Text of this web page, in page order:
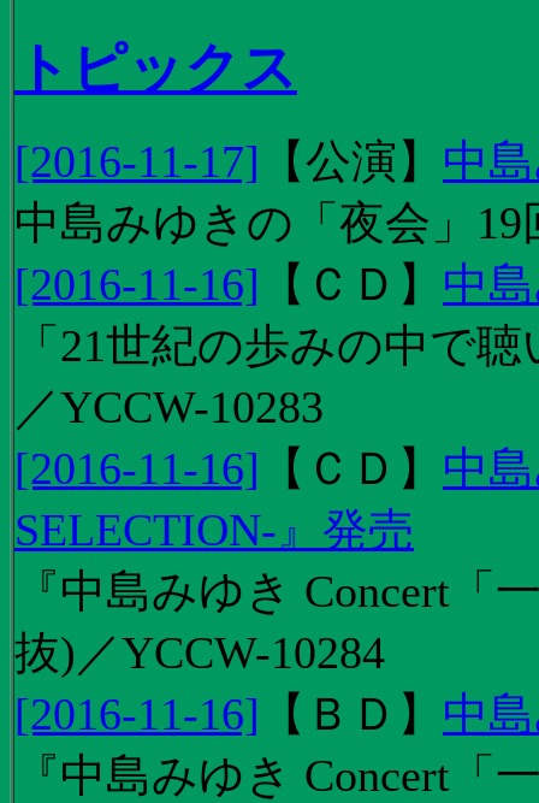
トピックス
[2016-11-17] 【公演 】 中
中島みゆきの「夜会」
[2016-11-16] 【 ＣＤ 】 中
「21世紀の歩みの中で
／YCCW-10283
[2016-11-16] 【 ＣＤ 】 中
SELECTION-』発売
『中島みゆき Concert
抜)／YCCW-10284
[2016-11-16] 【 ＢＤ 】 中
『中島みゆき Concert